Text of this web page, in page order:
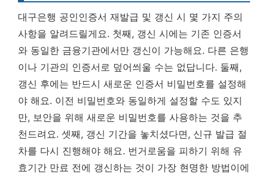
대구은행 공인인증서 재발급 및 갱신 시 몇 가지 주의
사항을 알려드릴게요. 첫째, 갱신 시에는 기존 인증서
와 동일한 금융기관에서만 갱신이 가능해요. 다른 은행
이나 기관의 인증서로 덮어씌울 수는 없답니다. 둘째,
갱신 후에는 반드시 새로운 인증서 비밀번호를 설정해
야 해요. 이전 비밀번호와 동일하게 설정할 수도 있지
만, 보안을 위해 새로운 비밀번호를 사용하는 것을 추
천드려요. 셋째, 갱신 기간을 놓치셨다면, 신규 발급 절
차를 다시 진행해야 해요. 번거로움을 피하기 위해 유
효기간 만료 전에 갱신하는 것이 가장 현명한 방법이에